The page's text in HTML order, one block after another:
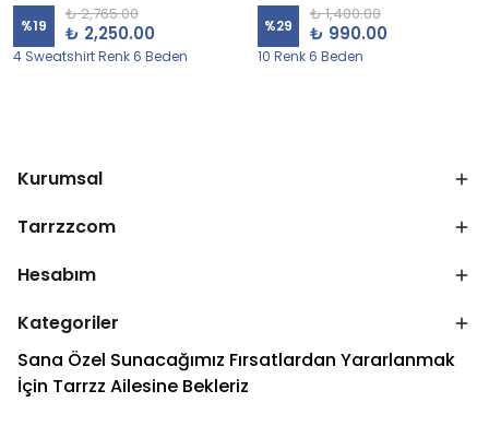
%19
₺ 2,765.00
₺ 2,250.00
4 Sweatshirt Renk 6 Beden
%29
₺ 1,400.00
₺ 990.00
10 Renk 6 Beden
Kurumsal
Tarrzzcom
Hesabım
Kategoriler
Sana Özel Sunacağımız Fırsatlardan Yararlanmak
İçin Tarrzz Ailesine Bekleriz